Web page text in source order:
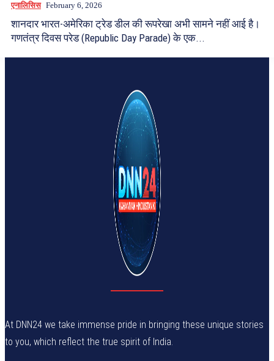
एनालिसिस February 6, 2026
शानदार भारत-अमेरिका ट्रेड डील की रूपरेखा अभी सामने नहीं आई है।
गणतंत्र दिवस परेड (Republic Day Parade) के एक...
At DNN24 we take immense pride in bringing these unique stories
to you, which reflect the true spirit of India.